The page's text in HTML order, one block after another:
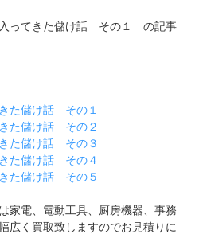
入ってきた儲け話 その１ の記事
た儲け話 その１
た儲け話 その２
た儲け話 その３
た儲け話 その４
た儲け話 その５
家電、電動工具、厨房機器、事務
広く買取致しますのでお見積りに